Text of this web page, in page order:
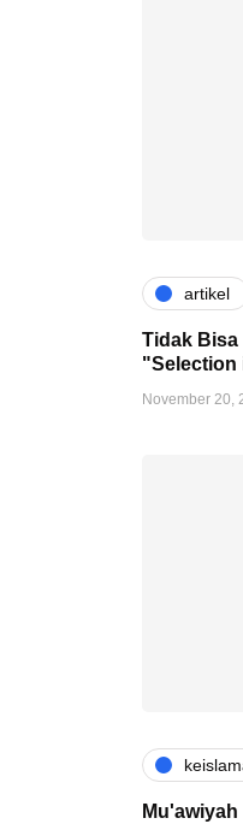
artikel
Tidak Bisa
"Selection
November 20,